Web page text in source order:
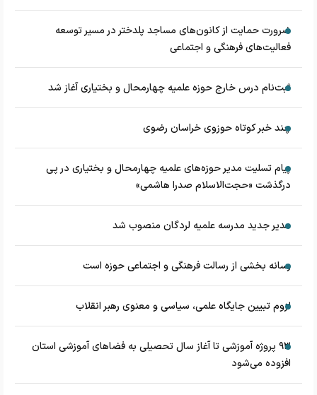
ضرورت حمایت از کانون‌های مساجد پلدختر در مسیر توسعه
فعالیت‌های فرهنگی و اجتماعی
ثبت‌نام درس خارج حوزه علمیه چهارمحال و بختیاری آغاز شد
چند خبر کوتاه حوزوی خراسان رضوی
پیام تسلیت مدیر حوزه‌های علمیه چهارمحال و بختیاری در پی
درگذشت «حجت‌الاسلام صدرا هاشمی»
مدیر جدید مدرسه علمیه لردگان منصوب شد
رسانه بخشی از رسالت فرهنگی و اجتماعی حوزه است
لزوم تبیین جایگاه علمی، سیاسی و معنوی رهبر انقلاب
۹۳ پروژه آموزشی تا آغاز سال تحصیلی به فضاهای آموزشی استان
افزوده می‌شود